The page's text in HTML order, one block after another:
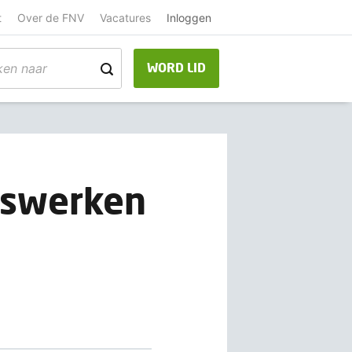
Over de FNV Vacatures Inloggen
WORD LID